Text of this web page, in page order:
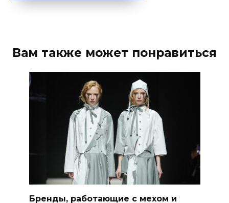
Вам также может понравиться
Бренды, работающие с мехом и